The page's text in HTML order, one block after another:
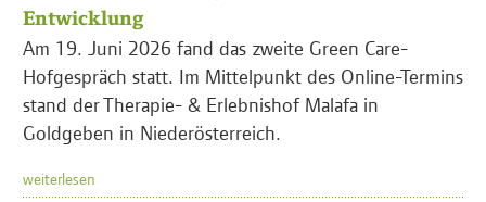
Entwicklung
Am 19. Juni 2026 fand das zweite Green Care-
Hofgespräch statt. Im Mittelpunkt des Online-Termins
stand der Therapie- & Erlebnishof Malafa in
Goldgeben in Niederösterreich.
weiterlesen